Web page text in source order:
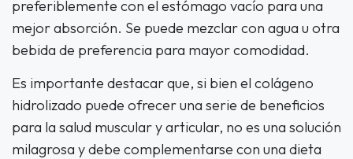
preferiblemente con el estómago vacío para una
mejor absorción. Se puede mezclar con agua u otra
bebida de preferencia para mayor comodidad.
Es importante destacar que, si bien el colágeno
hidrolizado puede ofrecer una serie de beneficios
para la salud muscular y articular, no es una solución
milagrosa y debe complementarse con una dieta